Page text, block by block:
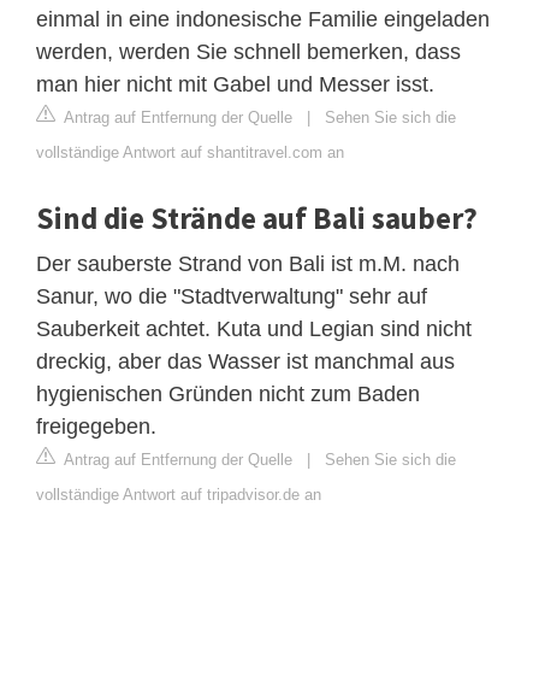
einmal in eine indonesische Familie eingeladen
werden, werden Sie schnell bemerken, dass
man hier nicht mit Gabel und Messer isst.
Antrag auf Entfernung der Quelle | Sehen Sie sich die
vollständige Antwort auf shantitravel.com an
Sind die Strände auf Bali sauber?
Der sauberste Strand von Bali ist m.M. nach
Sanur, wo die "Stadtverwaltung" sehr auf
Sauberkeit achtet. Kuta und Legian sind nicht
dreckig, aber das Wasser ist manchmal aus
hygienischen Gründen nicht zum Baden
freigegeben.
Antrag auf Entfernung der Quelle | Sehen Sie sich die
vollständige Antwort auf tripadvisor.de an